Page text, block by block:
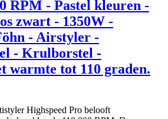
RPM - Pastel kleuren -
zwart - 1350W -
- Airstyler -
- Krulborstel -
warmte tot 110 graden.
Highspeed Pro belooft